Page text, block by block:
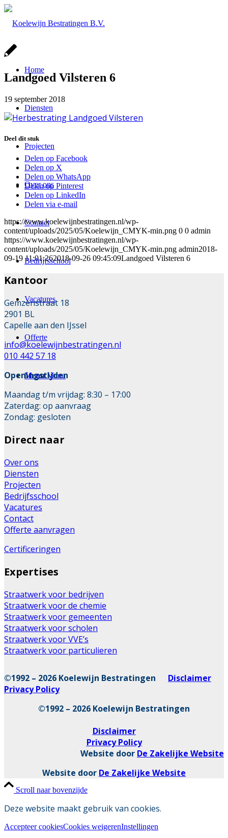
Home
Diensten
Projecten
Over ons
Contact
Bedrijfsschool
Vacatures
Offerte
Menu Menu
Landgoed Vilsteren 6
19 september 2018
Deel dit stuk
Delen op Facebook
Delen op X
Delen op WhatsApp
Delen op Pinterest
Delen op LinkedIn
Delen via e-mail
https://www.koelewijnbestratingen.nl/wp-
content/uploads/2025/05/Koelewijn_CMYK-min.png 0 0 admin
https://www.koelewijnbestratingen.nl/wp-
content/uploads/2025/05/Koelewijn_CMYK-min.png admin2018-
09-19 11:01:262018-09-26 09:45:09Landgoed Vilsteren 6
Kantoor
Gemzenstraat 18
2901 BL
Capelle aan den IJssel
info@koelewijnbestratingen.nl
010 442 57 18
Openingstijden
Maandag t/m vrijdag: 8:30 – 17:00
Zaterdag: op aanvraag
Zondag: gesloten
Direct naar
Over ons
Diensten
Projecten
Bedrijfsschool
Vacatures
Contact
Offerte aanvragen
Certificeringen
Expertises
Straatwerk voor bedrijven
Straatwerk voor de chemie
Straatwerk voor gemeenten
Straatwerk voor scholen
Straatwerk voor VVE’s
Straatwerk voor particulieren
©1992 – 2026 Koelewijn Bestratingen Disclaimer
Privacy Policy
©1992 – 2026 Koelewijn Bestratingen
Disclaimer
Privacy Policy
Website door De Zakelijke Website
Website door De Zakelijke Website
Scroll naar bovenzijde
Deze website maakt gebruik van cookies.
Accepteer cookiesCookies weigerenInstellingen